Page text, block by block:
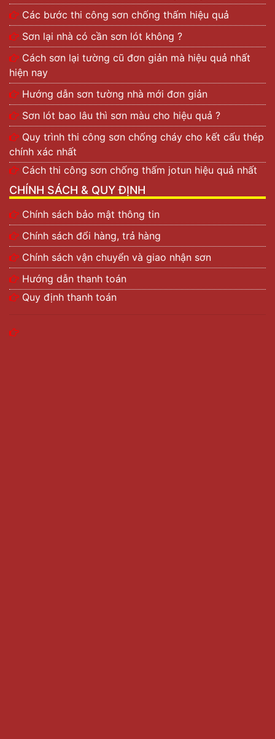
Các bước thi công sơn chống thấm hiệu quả
Sơn lại nhà có cần sơn lót không ?
Cách sơn lại tường cũ đơn giản mà hiệu quả nhất
hiện nay
Hướng dẫn sơn tường nhà mới đơn giản
Sơn lót bao lâu thì sơn màu cho hiệu quả ?
Quy trình thi công sơn chống cháy cho kết cấu thép
chính xác nhất
Cách thi công sơn chống thấm jotun hiệu quả nhất
CHÍNH SÁCH & QUY ĐỊNH
Chính sách bảo mật thông tin
Chính sách đổi hàng, trả hàng
Chính sách vận chuyển và giao nhận sơn
Hướng dẫn thanh toán
Quy định thanh toán